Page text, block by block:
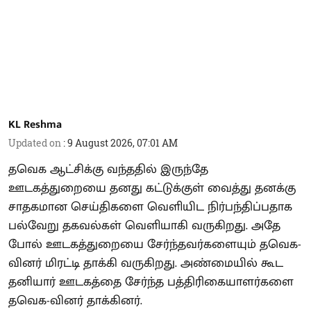
KL Reshma
Updated on :9 August 2026, 07:01 AM
தவெக ஆட்சிக்கு வந்ததில் இருந்தே
ஊடகத்துறையை தனது கட்டுக்குள் வைத்து தனக்கு
சாதகமான செய்திகளை வெளியிட நிர்பந்திப்பதாக
பல்வேறு தகவல்கள் வெளியாகி வருகிறது. அதே
போல் ஊடகத்துறையை சேர்ந்தவர்களையும் தவெக-
வினர் மிரட்டி தாக்கி வருகிறது. அண்மையில் கூட
தனியார் ஊடகத்தை சேர்ந்த பத்திரிகையாளர்களை
தவெக-வினர் தாக்கினர்.